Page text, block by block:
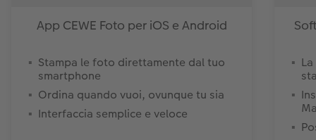
App CEWE Foto per iOS e Android
Stampa le foto direttamente dal tuo
smartphone
Ordina quando vuoi, ovunque tu sia
Interfaccia semplice e veloce